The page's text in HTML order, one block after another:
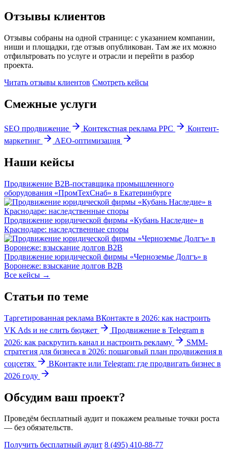
Отзывы клиентов
Отзывы собраны на одной странице: с указанием компании,
ниши и площадки, где отзыв опубликован. Там же их можно
отфильтровать по услуге и отрасли и перейти в разбор
проекта.
Читать отзывы клиентов Смотреть кейсы
Смежные услуги
SEO продвижение Контекстная реклама PPC
Контент-
маркетинг
AEO-оптимизация
Наши кейсы
Продвижение B2B-поставщика промышленного
оборудования «ПромТехСнаб» в Екатеринбурге
Продвижение юридической фирмы «Кубань Наследие» в
Краснодаре: наследственные споры
Продвижение юридической фирмы «Черноземье Долгъ» в
Воронеже: взыскание долгов B2B
Все кейсы →
Статьи по теме
Таргетированная реклама ВКонтакте в 2026: как настроить
VK Ads и не слить бюджет
Продвижение в Telegram в
2026: как раскрутить канал и настроить рекламу
SMM-
стратегия для бизнеса в 2026: пошаговый план продвижения в
соцсетях
ВКонтакте или Telegram: где продвигать бизнес в
2026 году
Обсудим ваш проект?
Проведём бесплатный аудит и покажем реальные точки роста
— без обязательств.
Получить бесплатный аудит 8 (495) 410-88-77